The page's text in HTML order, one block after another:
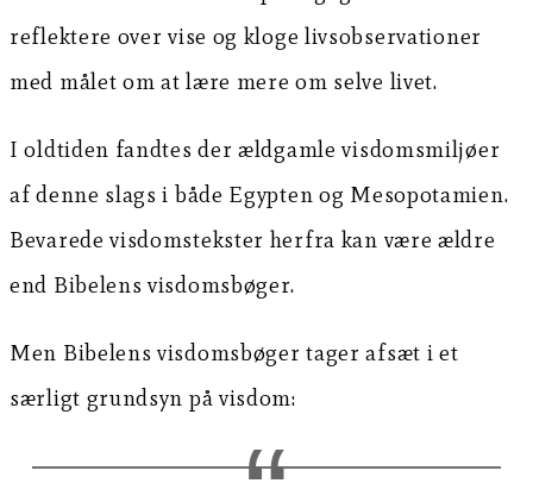
reflektere over vise og kloge livsobservationer
med målet om at lære mere om selve livet.
I oldtiden fandtes der ældgamle visdomsmiljøer
af denne slags i både Egypten og Mesopotamien.
Bevarede visdomstekster herfra kan være ældre
end Bibelens visdomsbøger.
Men Bibelens visdomsbøger tager afsæt i et
særligt grundsyn på visdom: